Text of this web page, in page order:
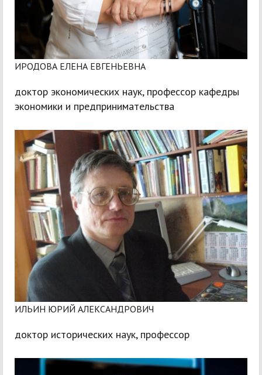
ИРОДОВА ЕЛЕНА ЕВГЕНЬЕВНА
доктор экономических наук, профессор кафедры
экономики и предпринимательства
ИЛЬИН ЮРИЙ АЛЕКСАНДРОВИЧ
доктор исторических наук, профессор